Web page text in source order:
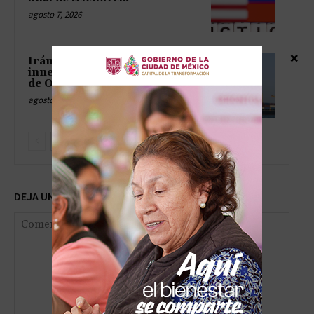
agosto 7, 2026
Irán pone una condición
innegociable sobre el estrecho
de Ormuz
agosto 7, 2026
DEJA UNA RESPUESTA
×